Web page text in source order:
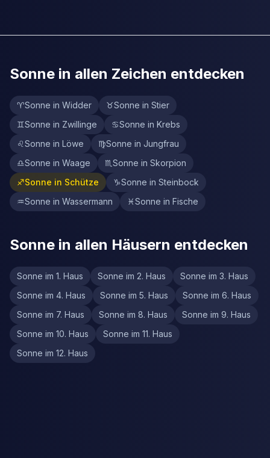
Sonne in allen Zeichen entdecken
♈Sonne in Widder ♉Sonne in Stier
♊Sonne in Zwillinge ♋Sonne in Krebs
♌Sonne in Löwe ♍Sonne in Jungfrau
♎Sonne in Waage ♏ Sonne in Skorpion
♐Sonne in Schütze ♑Sonne in Steinbock
♒Sonne in Wassermann ♓Sonne in Fische
Sonne in allen Häusern entdecken
Sonne im 1. Haus Sonne im 2. Haus
Sonne im 3. Haus
Sonne im 4. Haus
Sonne im 5. Haus
Sonne im 6. Haus
Sonne im 7. Haus
Sonne im 8. Haus
Sonne im 9. Haus
Sonne im 10. Haus
Sonne im 11. Haus
Sonne im 12. Haus